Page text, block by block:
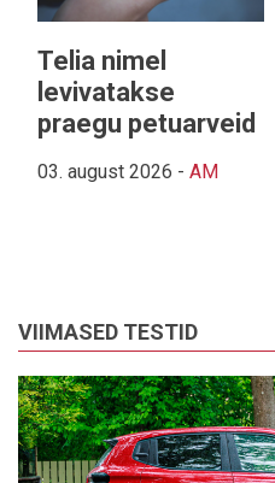
Telia nimel
levivatakse
praegu petuarveid
03. august 2026 - AM
VIIMASED TESTID